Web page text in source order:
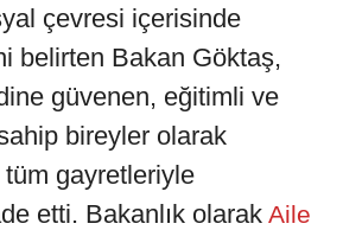
çevresi içerisinde
belirten Bakan Göktaş,
güvenen, eğitimli ve
bireyler olarak
gayretleriyle
etti. Bakanlık olarak Aile